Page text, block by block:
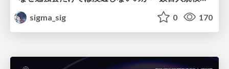
sigma_sig
0 170